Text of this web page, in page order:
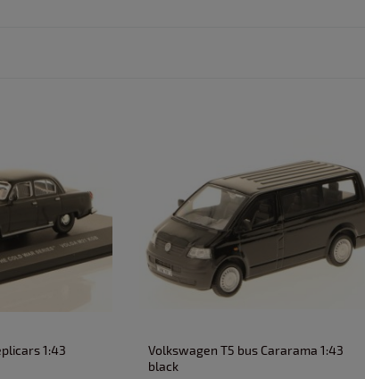
1:43
Volkswagen T5 bus Cararama 1:43
black